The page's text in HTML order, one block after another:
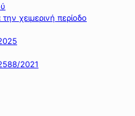
την χειμερινή περίοδο
2021